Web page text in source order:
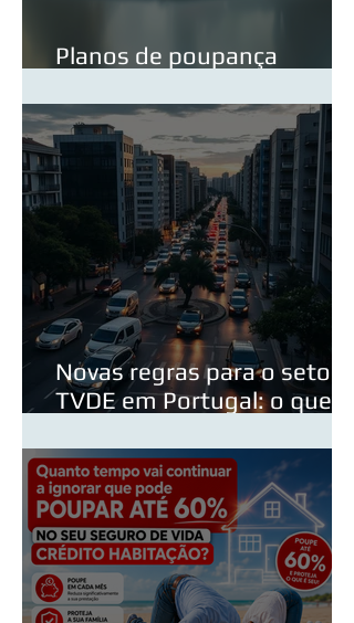
Planos de poupança
Novas regras para o setor
TVDE em Portugal: o que